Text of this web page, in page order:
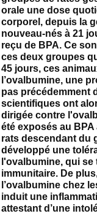
orale une dose
corporel, depuis la
nouveau-nés à 21
reçu de BPA. Ce
ces deux groupes
45 jours, ces
l’ovalbumine, une
pas précédemment
scientifiques ont
dirigée contre
été exposés au
rats descendant du
développé une
l'ovalbumine, qui
immunitaire. De
l’ovalbumine chez
induit une
attestant d’une